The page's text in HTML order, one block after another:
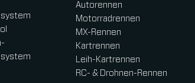
Autorennen
Motorradrennen
MX-Rennen
Kartrennen
Leih-Kartrennen
RC- & Drohnen-Rennen